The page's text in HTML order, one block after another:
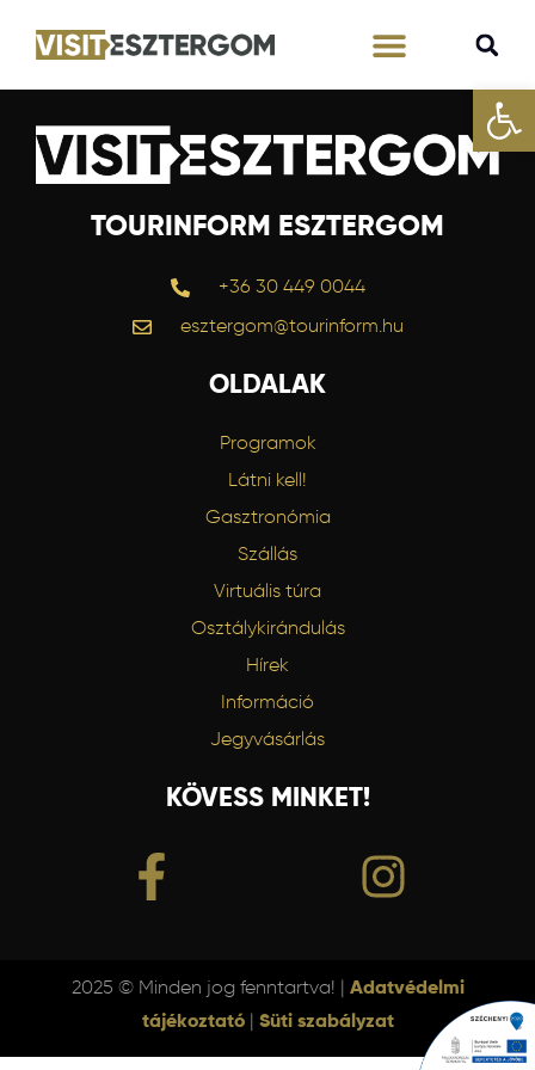
TOURINFORM ESZTERGOM
+36 30 449 0044
esztergom@tourinform.hu
OLDALAK
Programok
Látni kell!
Gasztronómia
Szállás
Virtuális túra
Osztálykirándulás
Hírek
Információ
Jegyvásárlás
KÖVESS MINKET!
2025 © Minden jog fenntartva! | Adatvédelmi
tájékoztató| Süti szabályzat